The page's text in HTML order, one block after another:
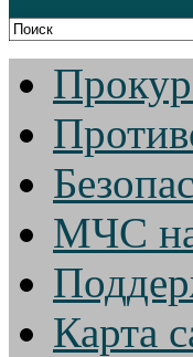
МЧС
Карта